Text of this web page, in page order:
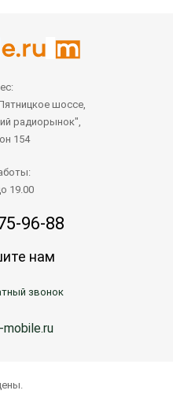
шоссе,
радиорынок",
154
19.00
96-88
нам
звонок
mobile.ru